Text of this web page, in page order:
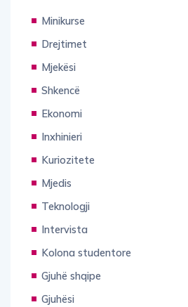
Minikurse
Drejtimet
Mjekësi
Shkencë
Ekonomi
Inxhinieri
Kuriozitete
Mjedis
Teknologji
Intervista
Kolona studentore
Gjuhë shqipe
Gjuhësi